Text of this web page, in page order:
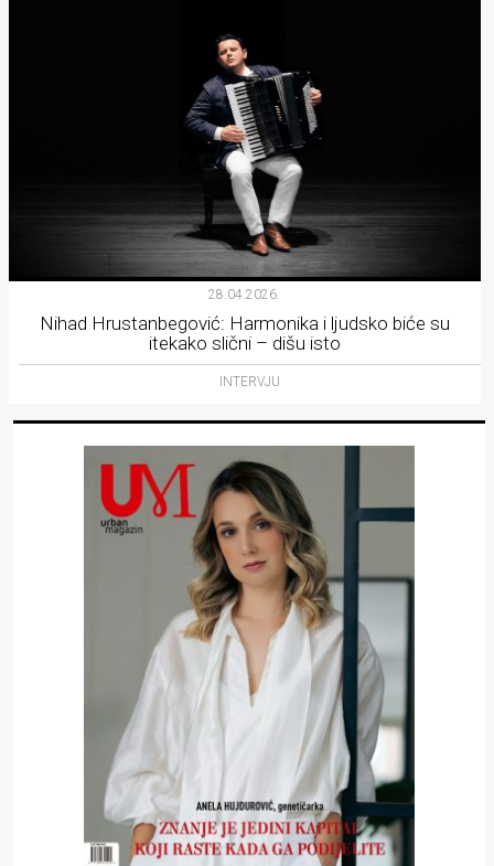
28.04.2026.
Nihad Hrustanbegović: Harmonika i ljudsko biće su
itekako slični – dišu isto
INTERVJU